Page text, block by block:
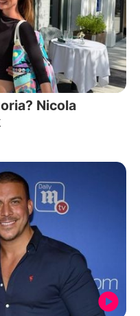
Nicola